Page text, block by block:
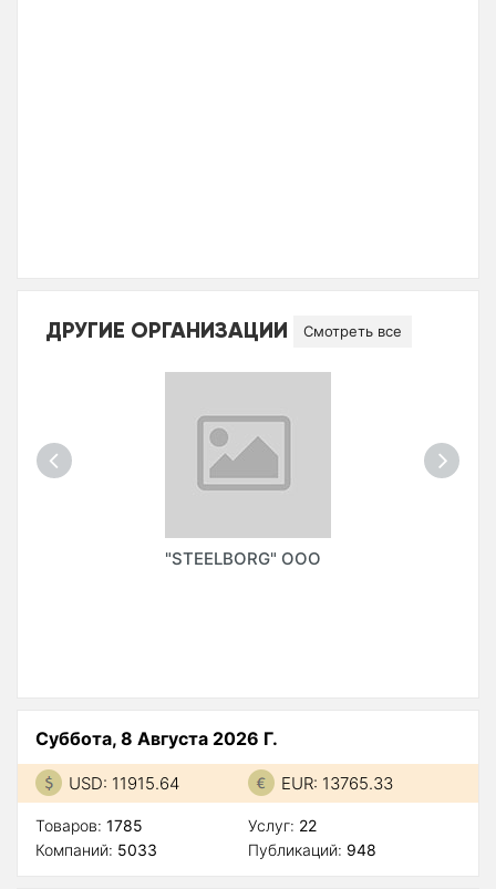
ДРУГИЕ ОРГАНИЗАЦИИ Смотреть все
"STEELBORG" ООО
Суббота, 8 Августа 2026 Г.
USD: 11915.64 EUR: 13765.33
Товаров: 1785
Компаний: 5033
Услуг: 22
Публикаций: 948